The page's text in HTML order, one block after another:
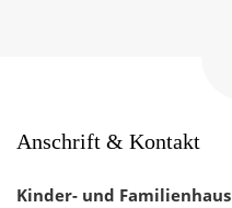
Anschrift & Kontakt
Kinder- und Familienhaus